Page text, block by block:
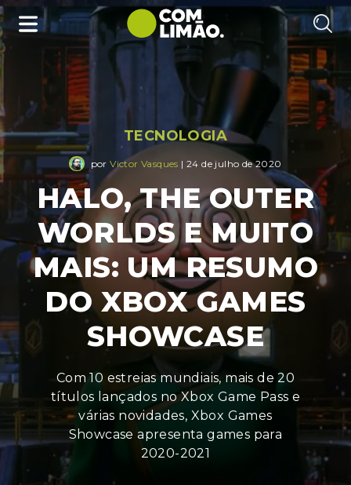
TECNOLOGIA
porVictor Vasques | 24 de julho de 2020
HALO, THE OUTER
WORLDS E MUITO
MAIS: UM RESUMO
DO XBOX GAMES
SHOWCASE
Com 10 estreias mundiais, mais de 20
títulos lançados no Xbox Game Pass e
várias novidades, Xbox Games
Showcase apresenta games para
2020-2021